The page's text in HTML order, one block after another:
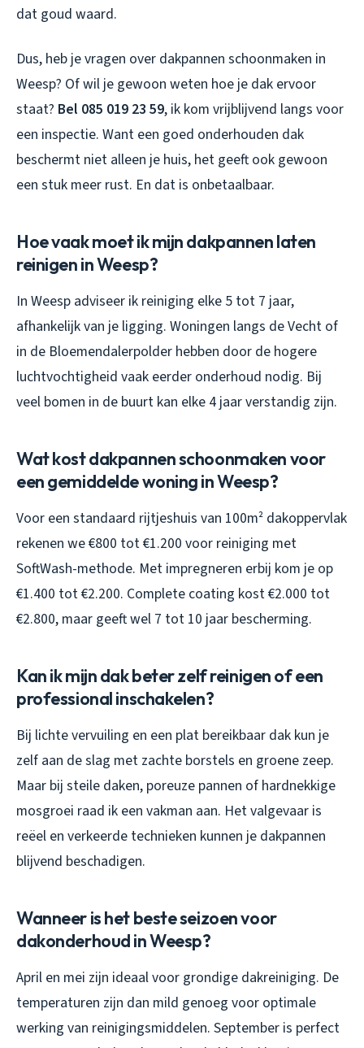
dat goud waard.
Dus, heb je vragen over dakpannen schoonmaken in
Weesp? Of wil je gewoon weten hoe je dak ervoor
staat? Bel 085 019 23 59, ik kom vrijblijvend langs voor
een inspectie. Want een goed onderhouden dak
beschermt niet alleen je huis, het geeft ook gewoon
een stuk meer rust. En dat is onbetaalbaar.
Hoe vaak moet ik mijn dakpannen laten
reinigen in Weesp?
In Weesp adviseer ik reiniging elke 5 tot 7 jaar,
afhankelijk van je ligging. Woningen langs de Vecht of
in de Bloemendalerpolder hebben door de hogere
luchtvochtigheid vaak eerder onderhoud nodig. Bij
veel bomen in de buurt kan elke 4 jaar verstandig zijn.
Wat kost dakpannen schoonmaken voor
een gemiddelde woning in Weesp?
Voor een standaard rijtjeshuis van 100m² dakoppervlak
rekenen we €800 tot €1.200 voor reiniging met
SoftWash-methode. Met impregneren erbij kom je op
€1.400 tot €2.200. Complete coating kost €2.000 tot
€2.800, maar geeft wel 7 tot 10 jaar bescherming.
Kan ik mijn dak beter zelf reinigen of een
professional inschakelen?
Bij lichte vervuiling en een plat bereikbaar dak kun je
zelf aan de slag met zachte borstels en groene zeep.
Maar bij steile daken, poreuze pannen of hardnekkige
mosgroei raad ik een vakman aan. Het valgevaar is
reëel en verkeerde technieken kunnen je dakpannen
blijvend beschadigen.
Wanneer is het beste seizoen voor
dakonderhoud in Weesp?
April en mei zijn ideaal voor grondige dakreiniging. De
temperaturen zijn dan mild genoeg voor optimale
werking van reinigingsmiddelen. September is perfect